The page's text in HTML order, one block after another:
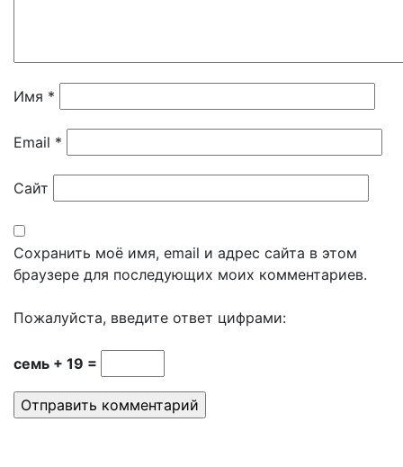
Имя *
Email *
Сайт
Сохранить моё имя, email и адрес сайта в этом
браузере для последующих моих комментариев.
Пожалуйста, введите ответ цифрами:
семь + 19 =